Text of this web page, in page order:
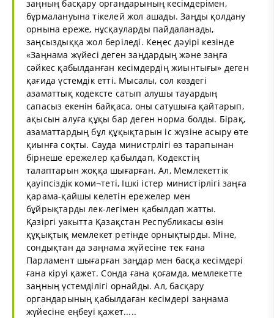
заңның басқару органдарының кесімдерімен,
бұрмалануына тікелей жол ашады. Заңды қолдану
орнына ереже, нұсқауларды пайдаланады,
заңсыздыққа жол беріледі. Кеңес дәуірі кезінде
«Заңнама жүйесі деген заңдардың және заңға
сәйкес қабылданған кесімдердің жиынтығы» деген
қағида үстемдік етті. Мысалы, сол көздегі
азаматтық кодексте сатып алушы тауардың
сапасыз екенін байқаса, оны сатушыға қайтарып,
ақысын алуға құқы бар деген норма болды. Бірақ,
азаматтардың бұл құқықтарын іс жүзіне асыру өте
қиынға соқты. Сауда министрлігі өз тарапынан
бірнеше ережелер қабылдап, Кодекстің
талаптарын жоққа шығарған. Ал, Мемлекеттік
қауіпсіздік коми¬теті, Ішкі істер министірлігі заңға
қарама-қайшы келетін ережелер мен
бұйрықтарды лек-легімен қабылдап жатты.
Қазіргі уакытта Қазақстан Республикасы өзін
құқықтық мемлекет ретінде орнықтырды. Міне,
сондықтан да заңнама жүйесіне тек ғана
Парламент шығарған заңдар мен басқа кесімдері
ғана кіруі қажет. Сонда ғана қоғамда, мемлекетте
заңның үстемділігі орнайды. Ал, басқару
органдарының қабылдаған кесімдері заңнама
жүйесіне еңбеуі қажет.....